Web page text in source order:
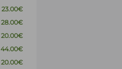
23.00€
28.00€
20.00€
44.00€
20.00€